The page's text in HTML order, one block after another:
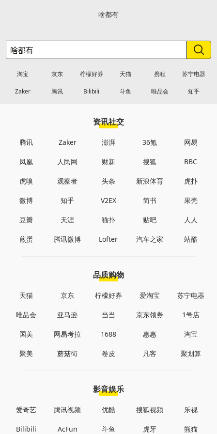
啥都有
淘宝 京东 柠檬好券 天猫 携程 苏宁电器
Zaker 腾讯 Bilibili 斗鱼 唯品会 知乎
资讯社交
腾讯 Zaker 澎湃 36氪 网易
凤凰 人民网 财新 搜狐 BBC
虎嗅 观察者 头条 新浪体育 虎扑
微博 知乎 V2EX 简书 果壳
豆瓣 天涯 猫扑 贴吧 人人
煎蛋 腾讯微博 Lofter 汽车之家 站酷
品质购物
天猫 京东 柠檬好券 爱淘宝 苏宁电器
唯品会 亚马逊 当当 京东领券 1号店
国美 网易考拉 1688 惠惠 淘宝
聚美 蘑菇街 卷皮 凡客 聚划算
影音娱乐
爱奇艺 腾讯视频 优酷 搜狐视频 乐视
Bilibili AcFun 斗鱼 虎牙 熊猫